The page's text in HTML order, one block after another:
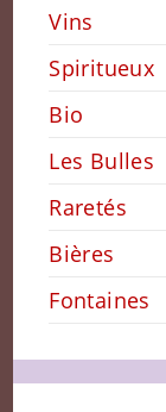
Vins
Spiritueux
Bio
Les Bulles
Raretés
Bières
Fontaines